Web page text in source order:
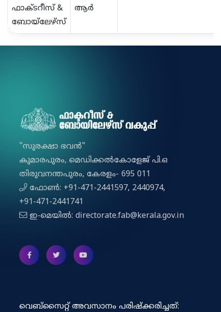
ഫാക്ടറീസ് &
ബോയ്‌ലേഴ്‌സ്
ആർ
"സുരക്ഷാ ഭവൻ"
കുമാരപുരം, മെഡിക്കല്‍കോളേജ് പി.ഒ
തിരുവനന്തപുരം, കേരളം- 695 011
ഫോൺ: +91-471-2441597, 2440974,
+91-471-2441741
ഇ-മെയിൽ: directorate.fab@kerala.gov.in
വെബ്സൈറ്റ് അവസാനം പരിഷ്ക്കരിച്ചത്: